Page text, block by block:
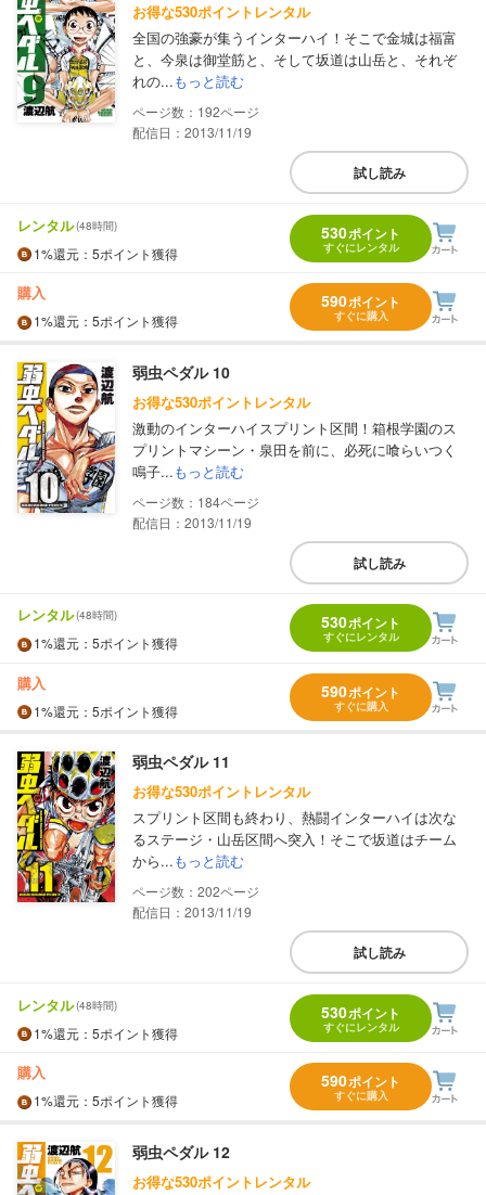
お得な530ポイントレンタル
全国の強豪が集うインターハイ！そこで金城は福富
と、今泉は御堂筋と、そして坂道は山岳と、それぞ
れの...もっと読む
192
配信日：2013/11/19
試し読み
レンタル(48時間)
1%還元 ：5ポイント獲得
530ポイント
すぐにレンタル
購入
1%還元 ：5ポイント獲得
590ポイント
すぐに購入
弱虫ペダル 10
お得な530ポイントレンタル
激動のインターハイスプリント区間！箱根学園のス
プリントマシーン・泉田を前に、必死に喰らいつく
鳴子...もっと読む
184
配信日：2013/11/19
試し読み
レンタル(48時間)
1%還元 ：5ポイント獲得
530ポイント
すぐにレンタル
購入
1%還元 ：5ポイント獲得
590ポイント
すぐに購入
弱虫ペダル 11
お得な530ポイントレンタル
スプリント区間も終わり、熱闘インターハイは次な
るステージ・山岳区間へ突入！そこで坂道はチーム
から...もっと読む
202
配信日：2013/11/19
試し読み
レンタル(48時間)
1%還元 ：5ポイント獲得
530ポイント
すぐにレンタル
購入
1%還元 ：5ポイント獲得
590ポイント
すぐに購入
弱虫ペダル 12
お得な530ポイントレンタル